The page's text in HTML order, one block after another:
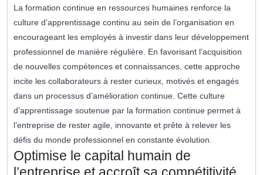
La formation continue en ressources humaines renforce la
culture d’apprentissage continu au sein de l’organisation en
encourageant les employés à investir dans leur développement
professionnel de manière régulière. En favorisant l’acquisition
de nouvelles compétences et connaissances, cette approche
incite les collaborateurs à rester curieux, motivés et engagés
dans un processus d’amélioration continue. Cette culture
d’apprentissage soutenue par la formation continue permet à
l’entreprise de rester agile, innovante et prête à relever les
défis du monde professionnel en constante évolution.
Optimise le capital humain de